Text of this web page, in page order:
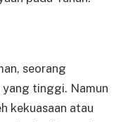
seorang
yang tinggi. Namun
kekuasaan atau